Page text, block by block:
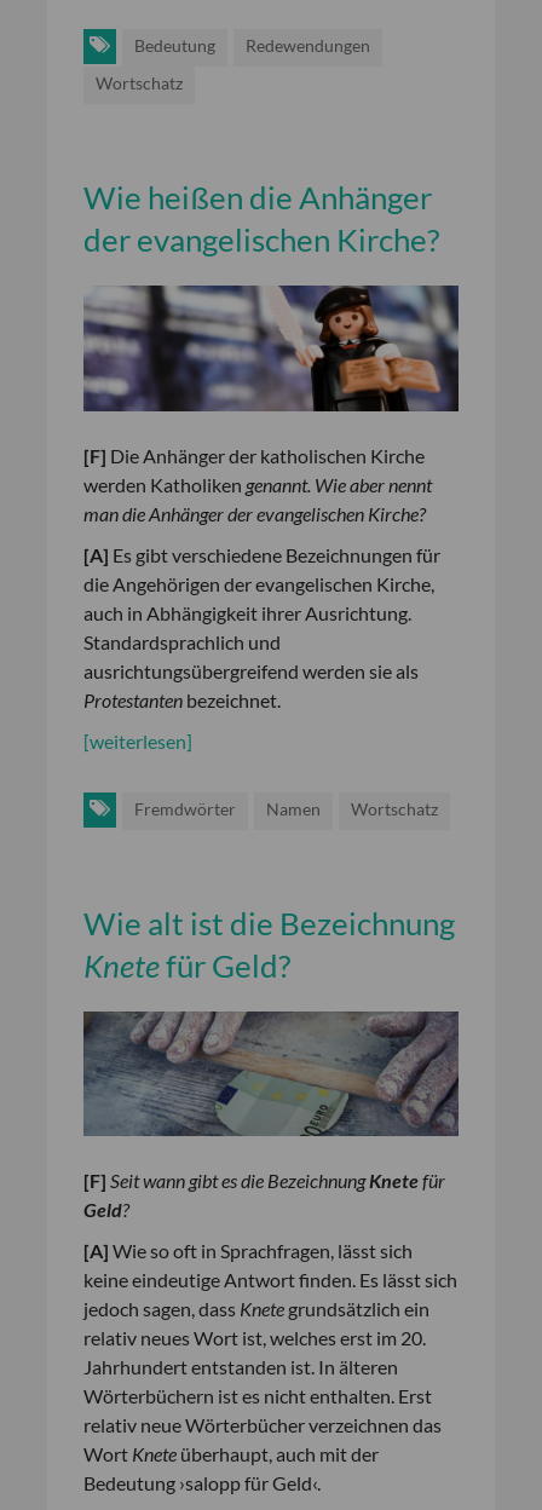
Bedeutung
Redewendungen
Wortschatz
Wie heißen die Anhänger
der evangelischen Kirche?
[F] Die Anhänger der katholischen Kirche
werden Katholiken genannt. Wie aber nennt
man die Anhänger der evangelischen Kirche?
[A] Es gibt verschiedene Bezeichnungen für
die Angehörigen der evangelischen Kirche,
auch in Abhängigkeit ihrer Ausrichtung.
Standardsprachlich und
ausrichtungsübergreifend werden sie als
Protestanten bezeichnet.
[weiterlesen]
Fremdwörter Namen Wortschatz
Wie alt ist die Bezeichnung
Knetefür Geld?
[F] Seit wann gibt es die BezeichnungKnetefür
Geld?
[A] Wie so oft in Sprachfragen, lässt sich
keine eindeutige Antwort finden. Es lässt sich
jedoch sagen, dass Knete grundsätzlich ein
relativ neues Wort ist, welches erst im 20.
Jahrhundert entstanden ist. In älteren
Wörterbüchern ist es nicht enthalten. Erst
relativ neue Wörterbücher verzeichnen das
Wort Knete überhaupt, auch mit der
Bedeutung ›salopp für Geld‹.